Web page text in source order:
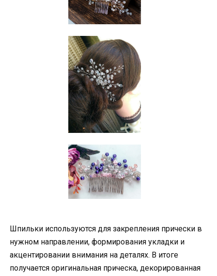
Шпильки используются для закрепления прически в
нужном направлении, формирования укладки и
акцентировании внимания на деталях. В итоге
получается оригинальная прическа, декорированная